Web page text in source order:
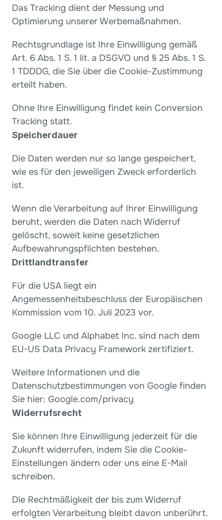
Das Tracking dient der Messung und
Optimierung unserer Werbemaßnahmen.
Rechtsgrundlage ist Ihre Einwilligung gemäß
Art. 6 Abs. 1 S. 1 lit. a DSGVO und § 25 Abs. 1 S.
1 TDDDG, die Sie über die Cookie-Zustimmung
erteilt haben.
Ohne Ihre Einwilligung findet kein Conversion
Tracking statt.
Speicherdauer
Die Daten werden nur so lange gespeichert,
wie es für den jeweiligen Zweck erforderlich
ist.
Wenn die Verarbeitung auf Ihrer Einwilligung
beruht, werden die Daten nach Widerruf
gelöscht, soweit keine gesetzlichen
Aufbewahrungspflichten bestehen.
Drittlandtransfer
Für die USA liegt ein
Angemessenheitsbeschluss der Europäischen
Kommission vom 10. Juli 2023 vor.
Google LLC und Alphabet Inc. sind nach dem
EU-US Data Privacy Framework zertifiziert.
Weitere Informationen und die
Datenschutzbestimmungen von Google finden
Sie hier: Google.com/privacy
Widerrufsrecht
Sie können Ihre Einwilligung jederzeit für die
Zukunft widerrufen, indem Sie die Cookie-
Einstellungen ändern oder uns eine E-Mail
schreiben.
Die Rechtmäßigkeit der bis zum Widerruf
erfolgten Verarbeitung bleibt davon unberührt.